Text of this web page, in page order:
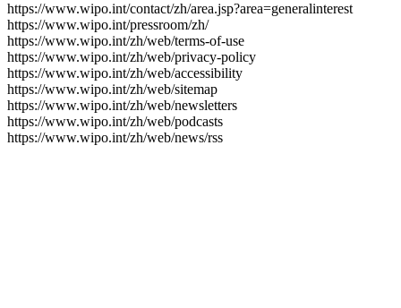
https://www.wipo.int/contact/zh/area.jsp?area=generalinterest
https://www.wipo.int/pressroom/zh/
https://www.wipo.int/zh/web/terms-of-use
https://www.wipo.int/zh/web/privacy-policy
https://www.wipo.int/zh/web/accessibility
https://www.wipo.int/zh/web/sitemap
https://www.wipo.int/zh/web/newsletters
https://www.wipo.int/zh/web/podcasts
https://www.wipo.int/zh/web/news/rss